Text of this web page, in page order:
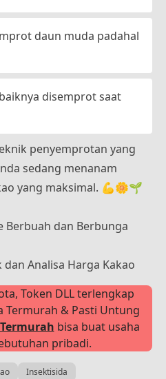
daun muda padahal
disemprot saat
penyemprotan yang
sedang menanam
yang maksimal. 💪🌼🌱
Berbuah dan Berbunga
Analisa Harga Kakao
Token DLL terlengkap
Termurah & Pasti Untung
bisa buat usaha
pribadi.
Insektisida